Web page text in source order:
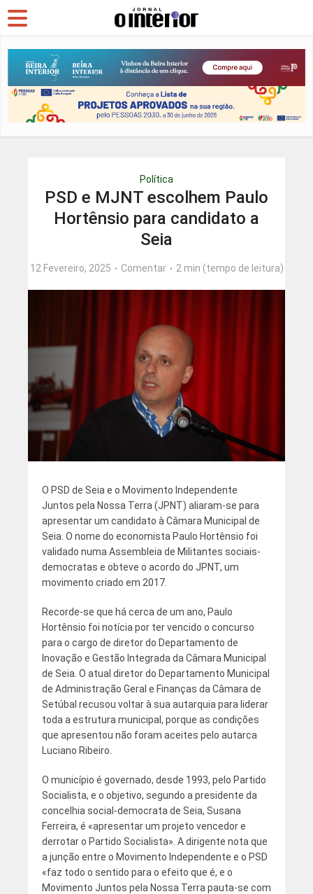
Política
PSD e MJNT escolhem Paulo
Hortênsio para candidato a
Seia
12 Fevereiro, 2025 Comentar 2 min (tempo de leitura)
O PSD de Seia e o Movimento Independente
Juntos pela Nossa Terra (JPNT) aliaram-se para
apresentar um candidato à Câmara Municipal de
Seia. O nome do economista Paulo Hortênsio foi
validado numa Assembleia de Militantes sociais-
democratas e obteve o acordo do JPNT, um
movimento criado em 2017.
Recorde-se que há cerca de um ano, Paulo
Hortênsio foi notícia por ter vencido o concurso
para o cargo de diretor do Departamento de
Inovação e Gestão Integrada da Câmara Municipal
de Seia. O atual diretor do Departamento Municipal
de Administração Geral e Finanças da Câmara de
Setúbal recusou voltar à sua autarquia para liderar
toda a estrutura municipal, porque as condições
que apresentou não foram aceites pelo autarca
Luciano Ribeiro.
O município é governado, desde 1993, pelo Partido
Socialista, e o objetivo, segundo a presidente da
concelhia social-democrata de Seia, Susana
Ferreira, é «apresentar um projeto vencedor e
derrotar o Partido Socialista». A dirigente nota que
a junção entre o Movimento Independente e o PSD
«faz todo o sentido para o efeito que é, e o
Movimento Juntos pela Nossa Terra pauta-se com